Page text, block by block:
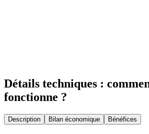
Détails techniques :
fonctionne ?
Description Bilan économique Bénéfices